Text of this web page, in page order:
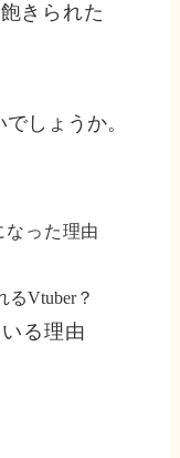
きられた
しょうか。
なった理由
Vtuber？
る理由